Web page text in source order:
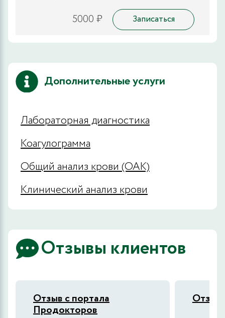
5000 ₽ Записаться
Дополнительные услуги
Лабораторная диагностика
Коагулограмма
Общий анализ крови (ОАК)
Клинический анализ крови
Отзывы клиентов
Отзыв с портала
Продокторов
Отзыв